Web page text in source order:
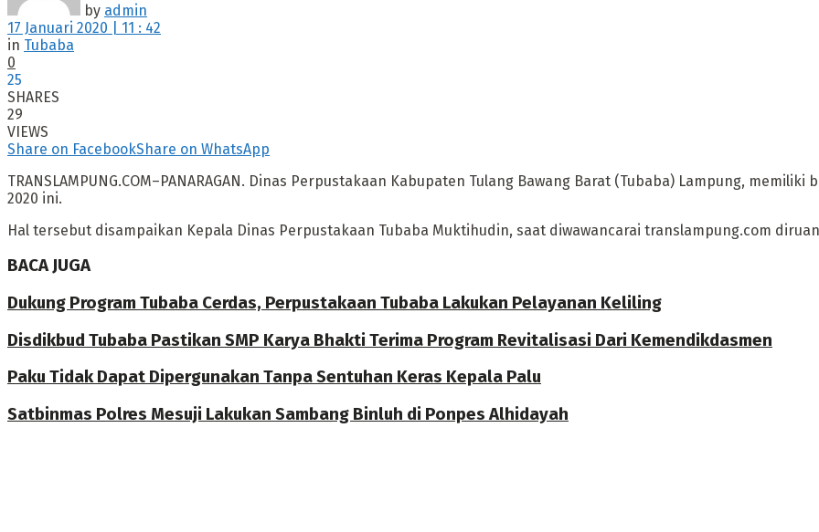
by admin
17 Januari 2020 | 11 : 42
in Tubaba
0
25
SHARES
29
VIEWS
Share on FacebookShare on WhatsApp
TRANSLAMPUNG.COM–PANARAGAN. Dinas Perpustakaan Kabupaten Tulang Bawang Barat (Tubaba) Lampung,
2020 ini.
Hal tersebut disampaikan Kepala Dinas Perpustakaan Tubaba Muktihudin, saat diwawancarai translampung.com
BACA JUGA
Dukung Program Tubaba Cerdas, Perpustakaan Tubaba Lakukan Pelayanan Keliling
Disdikbud Tubaba Pastikan SMP Karya Bhakti Terima Program Revitalisasi Dari Kemendikdasmen
Paku Tidak Dapat Dipergunakan Tanpa Sentuhan Keras Kepala Palu
Satbinmas Polres Mesuji Lakukan Sambang Binluh di Ponpes Alhidayah